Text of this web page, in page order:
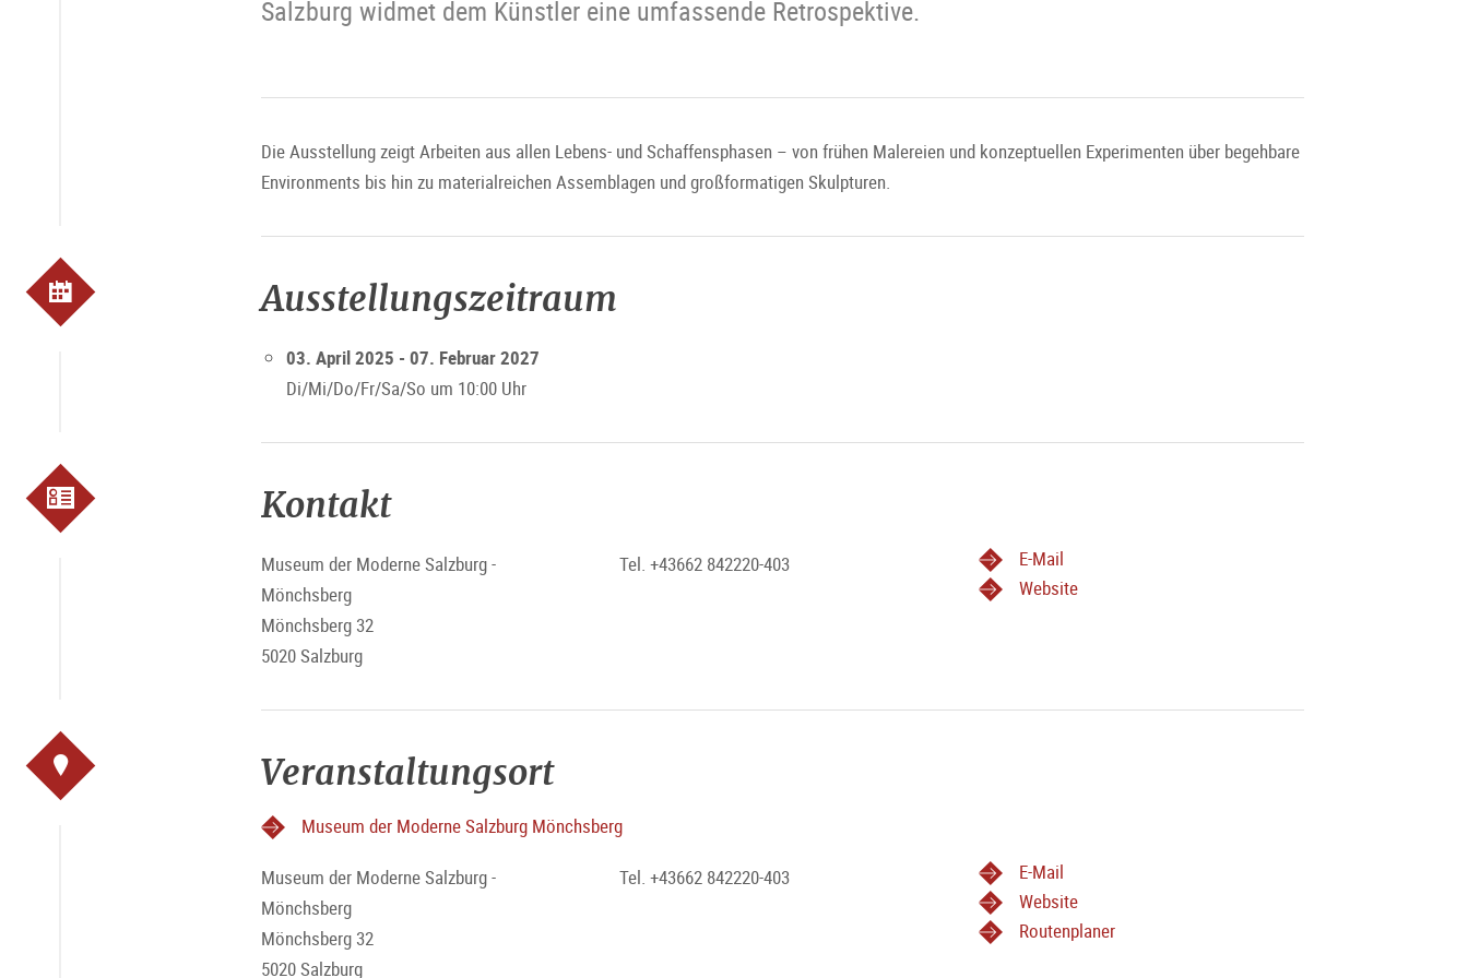
Salzburg widmet dem Künstler eine umfassende Retrospektive.
Die Ausstellung zeigt Arbeiten aus allen Lebens- und Schaffensphasen – von frühen Malereien und konzeptuellen Experimenten über begehbare
Environments bis hin zu materialreichen Assemblagen und großformatigen Skulpturen.
Ausstellungszeitraum
03. April 2025 - 07. Februar 2027
Di/Mi/Do/Fr/Sa/So um 10:00 Uhr
Kontakt
Museum der Moderne Salzburg -
Mönchsberg
Mönchsberg 32
5020 Salzburg
Tel. +43662 842220-403
E-Mail
Website
Veranstaltungsort
Museum der Moderne Salzburg Mönchsberg
Museum der Moderne Salzburg -
Mönchsberg
Mönchsberg 32
5020 Salzburg
Tel. +43662 842220-403
E-Mail
Website
Routenplaner